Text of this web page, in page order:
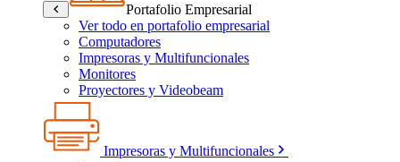
Portafolio Empresarial
Ver todo en portafolio empresarial
Computadores
Impresoras y Multifuncionales
Monitores
Proyectores y Videobeam
Impresoras y Multifuncionales